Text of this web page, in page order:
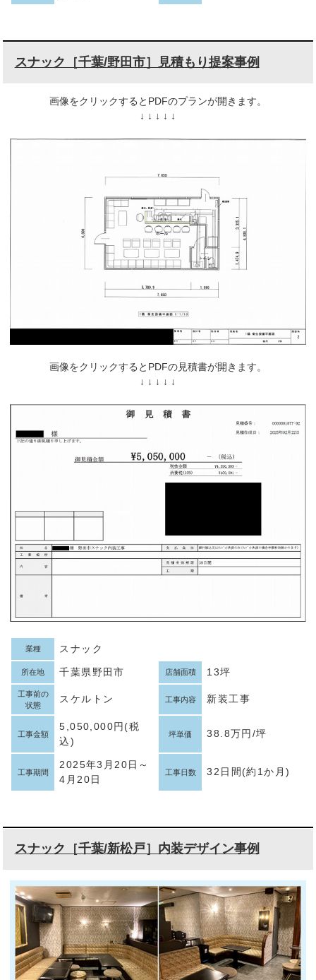
スナック［千葉/野田市］見積もり提案事例
画像をクリックするとPDFのプランが開きます。
↓ ↓ ↓ ↓ ↓
画像をクリックするとPDFの見積書が開きます。
↓ ↓ ↓ ↓ ↓
業種 スナック
所在地 千葉県野田市 店舗面積 13坪
工事前の
状態
スケルトン 工事内容 新装工事
工事金額
5,050,000円(税
込)
坪単価 38.8万円/坪
工事期間
2025年3月20日～
4月20日
工事日数 32日間(約1か月)
スナック［千葉/新松戸］内装デザイン事例